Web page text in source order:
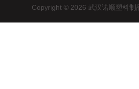
Copyright © 2026 武汉诺顺塑料